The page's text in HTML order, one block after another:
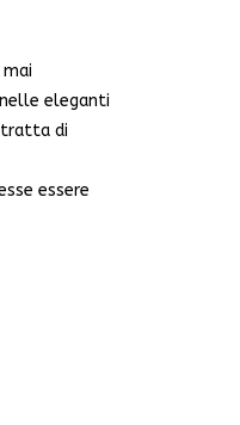
eleganti
tratta di
essere